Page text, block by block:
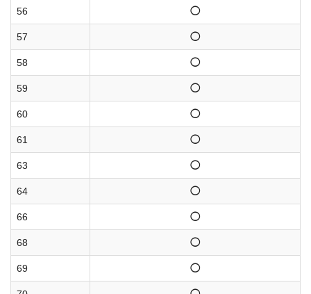
56 ◯
57 ◯
58 ◯
59 ◯
60 ◯
61 ◯
63 ◯
64 ◯
66 ◯
68 ◯
69 ◯